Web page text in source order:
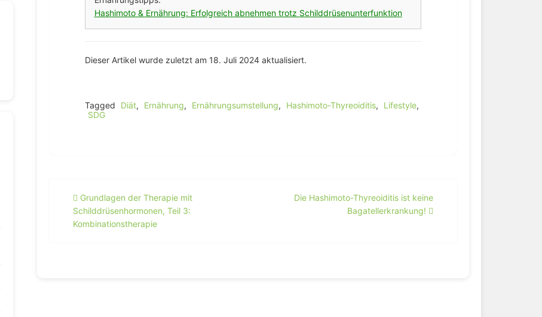
Hashimoto & Ernährung: Erfolgreich abnehmen trotz Schilddrüsenunterfunktion
Dieser Artikel wurde zuletzt am 18. Juli 2024 aktualisiert.
Tagged Diät, Ernährung, Ernährungsumstellung, Hashimoto-Thyreoiditis, Lifestyle,
SDG
Beitragsnavigation
Grundlagen der Therapie mit
Schilddrüsenhormonen, Teil 3:
Kombinationstherapie
Die Hashimoto-Thyreoiditis ist keine
Bagatellerkrankung!